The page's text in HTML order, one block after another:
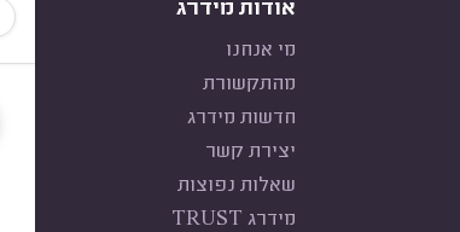
אודות מידרג
מי אנחנו
מהתקשורת
חדשות מידרג
יצירת קשר
שאלות נפוצות
מידרג TRUST